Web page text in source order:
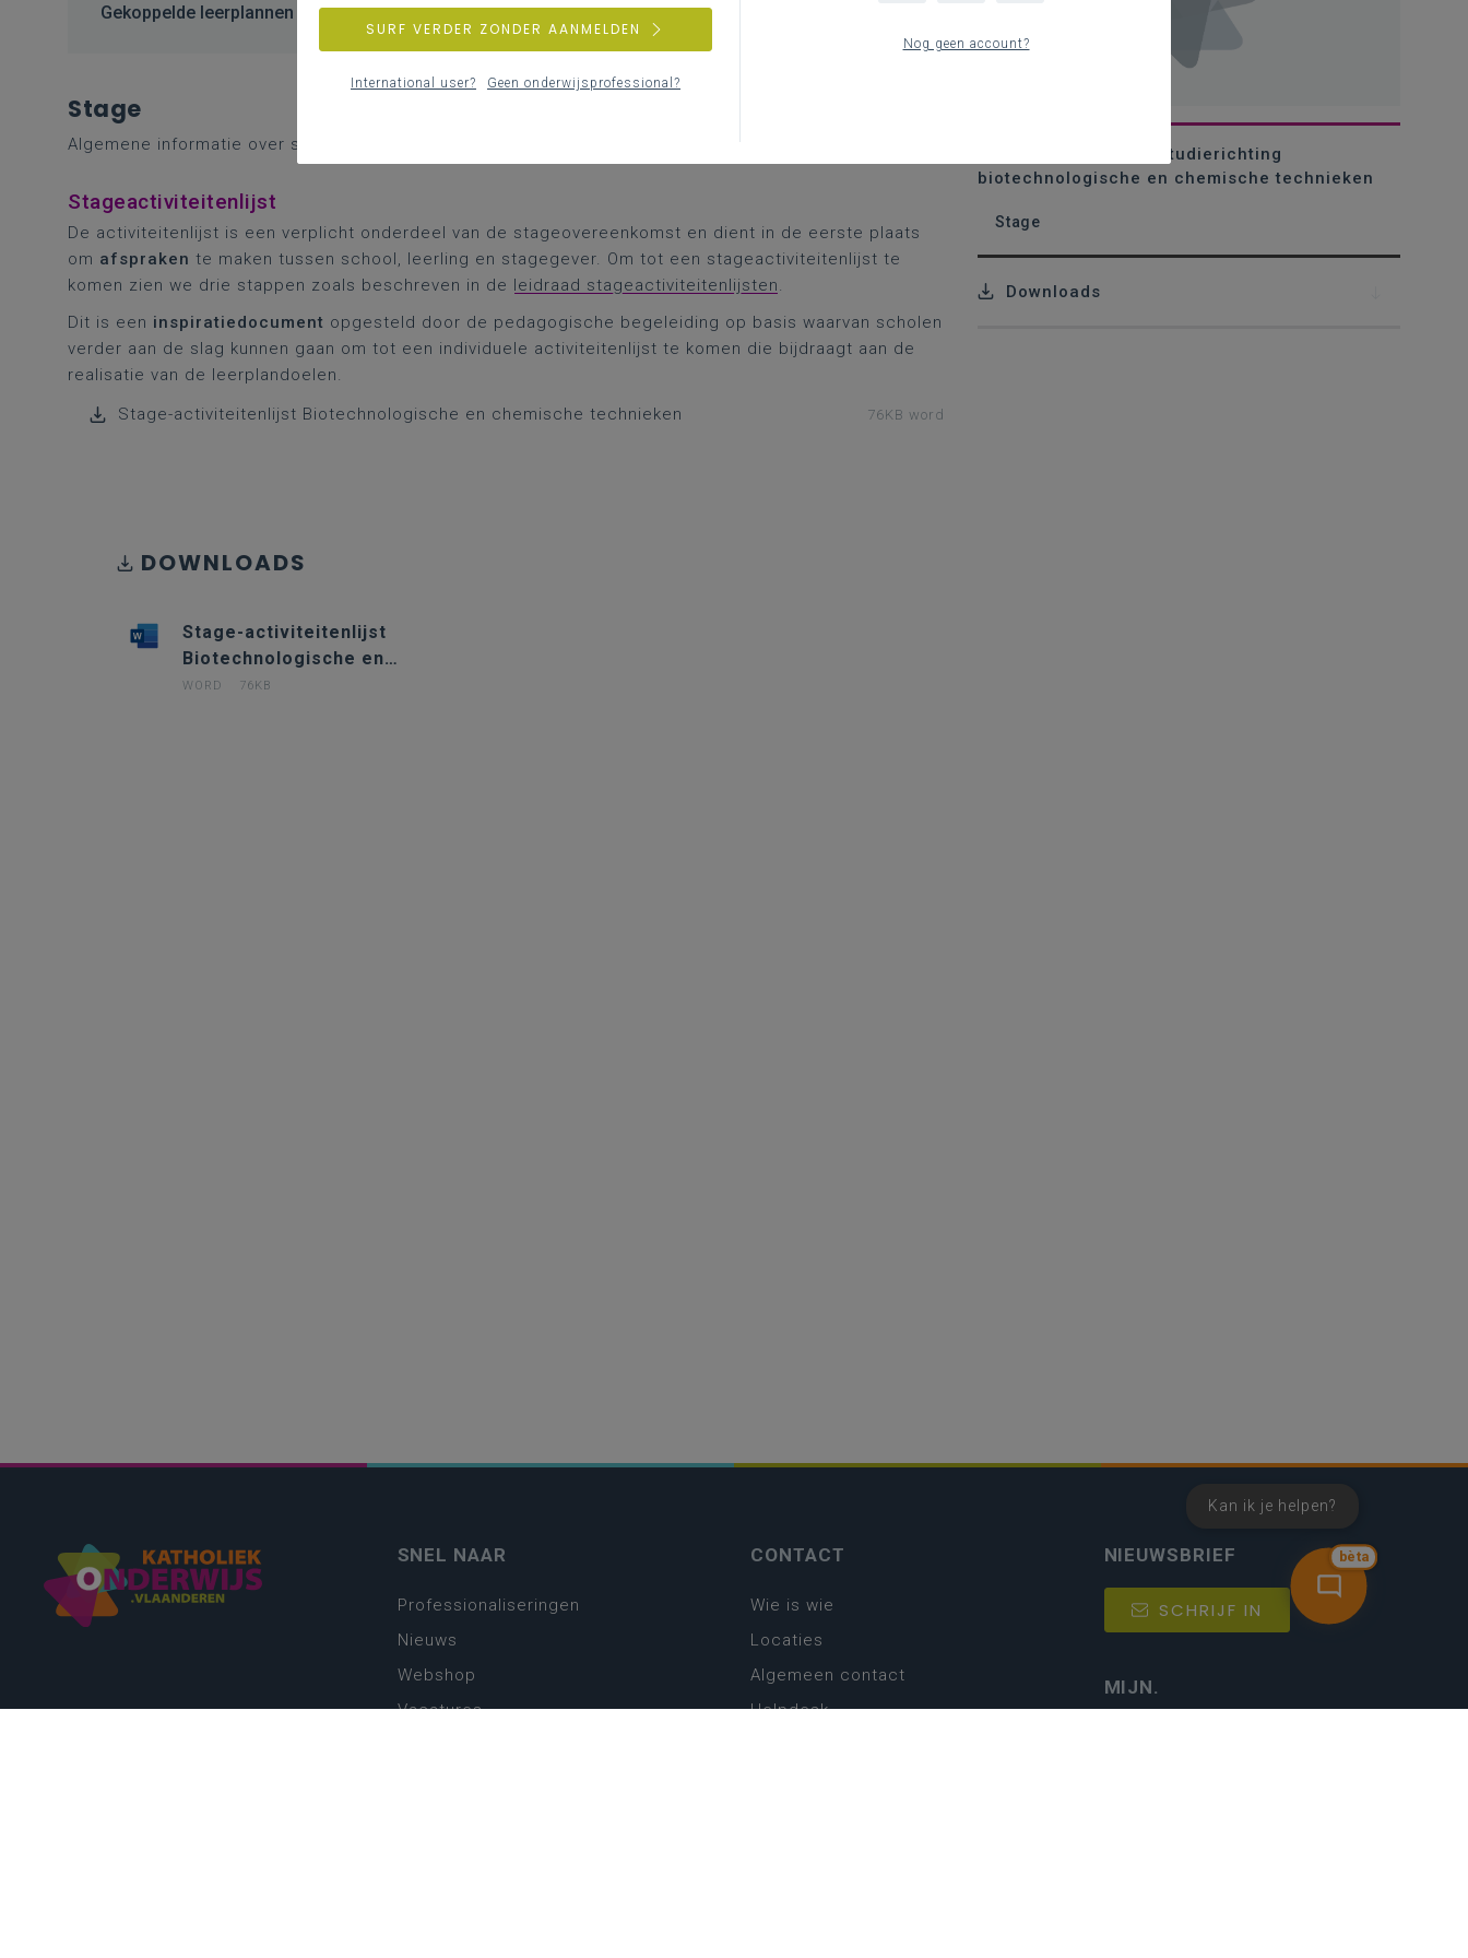
Werkplekleren in de studierichting
biotechnologische en chemische technieken
Stage
Downloads
Gekoppelde leerplannen
Stage
Algemene informatie over stage en werkplekleren vind je op de PRO.-pagina Stage en werkplekleren
Stageactiviteitenlijst
De activiteitenlijst is een verplicht onderdeel van de stageovereenkomst en dient in de eerste plaats
om afspraken te maken tussen school, leerling en stagegever. Om tot een stageactiviteitenlijst te
komen zien we drie stappen zoals beschreven in de leidraad stageactiviteitenlijsten.
Dit is een inspiratiedocument opgesteld door de pedagogische begeleiding op basis waarvan scholen
verder aan de slag kunnen gaan om tot een individuele activiteitenlijst te komen die bijdraagt aan de
realisatie van de leerplandoelen.
Stage-activiteitenlijst Biotechnologische en chemische technieken
76KB word
DOWNLOADS
Stage-activiteitenlijst
Biotechnologische en
chemische technieken
WORD 76KB
bèta
Kan ik je helpen?
SNEL NAAR
Professionaliseringen
Nieuws
Webshop
Vacatures
CONTACT
Wie is wie
Locaties
Algemeen contact
Helpdesk
NIEUWSBRIEF
SCHRIJF IN
MIJN.
Nog geen account?
SURF VERDER ZONDER AANMELDEN
International user? Geen onderwijsprofessional?